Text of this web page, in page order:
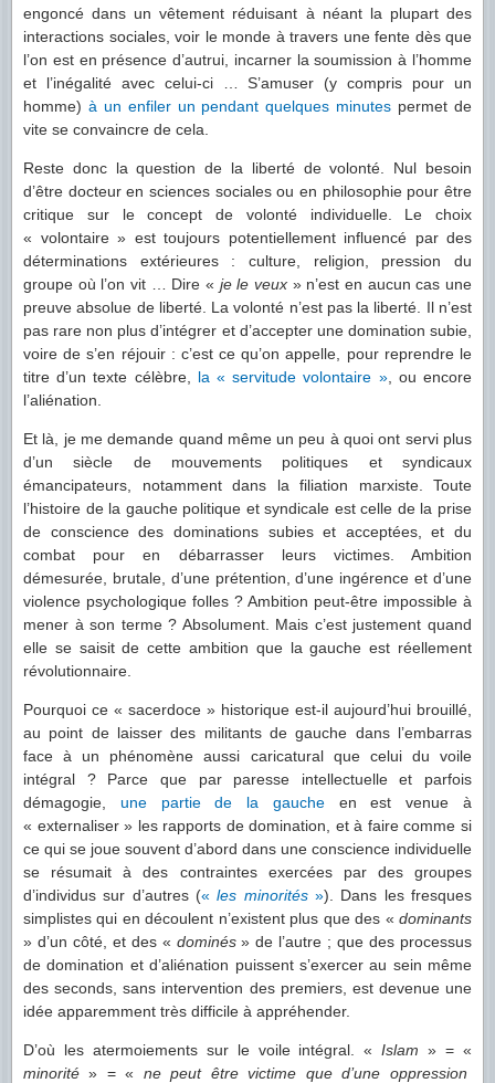
engoncé dans un vêtement réduisant à néant la plupart des
interactions sociales, voir le monde à travers une fente dès que
l’on est en présence d’autrui, incarner la soumission à l’homme
et l’inégalité avec celui-ci … S’amuser (y compris pour un
homme) à un enfiler un pendant quelques minutes permet de
vite se convaincre de cela.
Reste donc la question de la liberté de volonté. Nul besoin
d’être docteur en sciences sociales ou en philosophie pour être
critique sur le concept de volonté individuelle. Le choix
« volontaire » est toujours potentiellement influencé par des
déterminations extérieures : culture, religion, pression du
groupe où l’on vit … Dire « je le veux » n’est en aucun cas une
preuve absolue de liberté. La volonté n’est pas la liberté. Il n’est
pas rare non plus d’intégrer et d’accepter une domination subie,
voire de s’en réjouir : c’est ce qu’on appelle, pour reprendre le
titre d’un texte célèbre, la « servitude volontaire », ou encore
l’aliénation.
Et là, je me demande quand même un peu à quoi ont servi plus
d’un siècle de mouvements politiques et syndicaux
émancipateurs, notamment dans la filiation marxiste. Toute
l’histoire de la gauche politique et syndicale est celle de la prise
de conscience des dominations subies et acceptées, et du
combat pour en débarrasser leurs victimes. Ambition
démesurée, brutale, d’une prétention, d’une ingérence et d’une
violence psychologique folles ? Ambition peut-être impossible à
mener à son terme ? Absolument. Mais c’est justement quand
elle se saisit de cette ambition que la gauche est réellement
révolutionnaire.
Pourquoi ce « sacerdoce » historique est-il aujourd’hui brouillé,
au point de laisser des militants de gauche dans l’embarras
face à un phénomène aussi caricatural que celui du voile
intégral ? Parce que par paresse intellectuelle et parfois
démagogie, une partie de la gaucheen est venue à
« externaliser » les rapports de domination, et à faire comme si
ce qui se joue souvent d’abord dans une conscience individuelle
se résumait à des contraintes exercées par des groupes
d’individus sur d’autres («les minorités»). Dans les fresques
simplistes qui en découlent n’existent plus que des « dominants
» d’un côté, et des « dominés» de l’autre ; que des processus
de domination et d’aliénation puissent s’exercer au sein même
des seconds, sans intervention des premiers, est devenue une
idée apparemment très difficile à appréhender.
D’où les atermoiements sur le voile intégral. « Islam» = «
minorité» = « ne peut être victime que d’une oppression